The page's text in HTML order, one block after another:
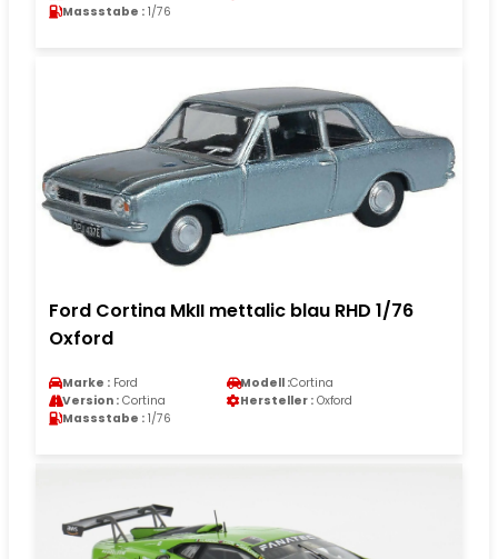
Massstabe : 1/76
Ford Cortina MkII mettalic blau RHD 1/76
Oxford
Marke : Ford Modell :Cortina
Version : Cortina Hersteller : Oxford
Massstabe : 1/76